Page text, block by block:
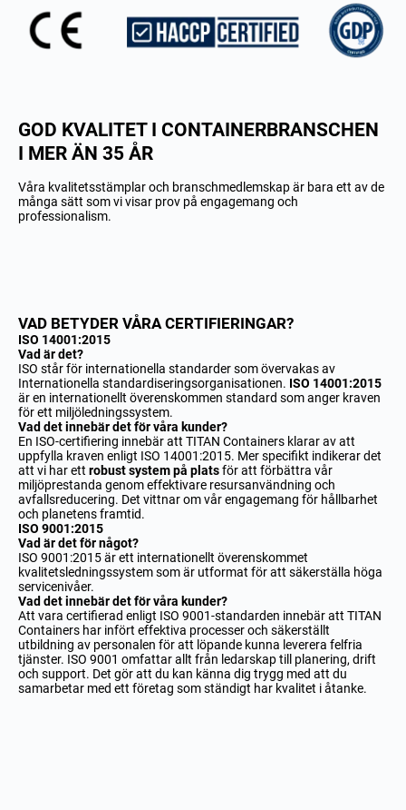
GOD KVALITET I CONTAINERBRANSCHEN
I MER ÄN 35 ÅR
Våra kvalitetsstämplar och branschmedlemskap är bara ett av de
många sätt som vi visar prov på engagemang och
professionalism.
VAD BETYDER VÅRA CERTIFIERINGAR?
ISO 14001:2015
Vad är det?
ISO står för internationella standarder som övervakas av
Internationella standardiseringsorganisationen. ISO 14001:2015
är en internationellt överenskommen standard som anger kraven
för ett miljöledningssystem.
Vad det innebär det för våra kunder?
En ISO-certifiering innebär att TITAN Containers klarar av att
uppfylla kraven enligt ISO 14001:2015. Mer specifikt indikerar det
att vi har ett robust system på platsför att förbättra vår
miljöprestanda genom effektivare resursanvändning och
avfallsreducering. Det vittnar om vår engagemang för hållbarhet
och planetens framtid.
ISO 9001:2015
Vad är det för något?
ISO 9001:2015 är ett internationellt överenskommet
kvalitetsledningssystem som är utformat för att säkerställa höga
servicenivåer.
Vad det innebär det för våra kunder?
Att vara certifierad enligt ISO 9001-standarden innebär att TITAN
Containers har infört effektiva processer och säkerställt
utbildning av personalen för att löpande kunna leverera felfria
tjänster. ISO 9001 omfattar allt från ledarskap till planering, drift
och support. Det gör att du kan känna dig trygg med att du
samarbetar med ett företag som ständigt har kvalitet i åtanke.